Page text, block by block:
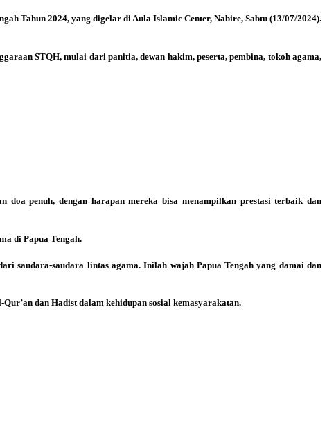
Tahun 2024, yang digelar di Aula Islamic Center, Nabire, Sabtu (13/07/2024).
STQH, mulai dari panitia, dewan hakim, peserta, pembina, tokoh agama,
penuh, dengan harapan mereka bisa menampilkan prestasi terbaik dan
di Papua Tengah.
saudara-saudara lintas agama. Inilah wajah Papua Tengah yang damai dan
dan Hadist dalam kehidupan sosial kemasyarakatan.